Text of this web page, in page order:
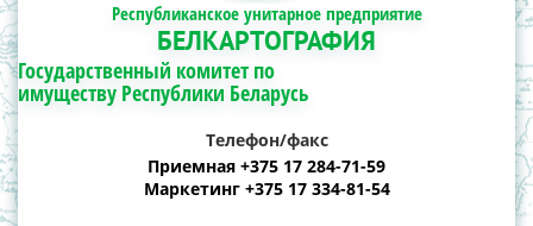
Республиканское унитарное предприятие
БЕЛКАРТОГРАФИЯ
Государственный комитет по
имуществу Республики Беларусь
Телефон/факс
Приемная +375 17 284-71-59
Маркетинг +375 17 334-81-54